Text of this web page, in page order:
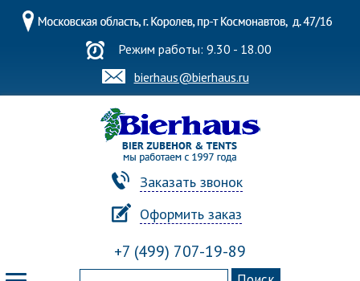
Режим работы: 9.30 - 18.00
bierhaus@bierhaus.ru
Заказать звонок
Оформить заказ
+7 (499) 707-19-89